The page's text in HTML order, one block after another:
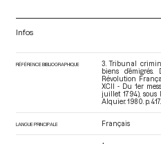
Infos
RÉFÉRENCE BIBLIOGRAPHIQUE
3. Tribunal
biens
Révolution
XCII - Du 1er
juillet 1794) ,
Alquier. 1980. p. 417.
LANGUE PRINCIPALE Français